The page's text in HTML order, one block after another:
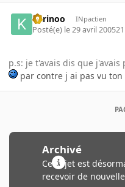
karinoo INpactien
Posté(e) le 29 avril 2005
p.s: je t'avais dis que
par contre j ai pas vu
Archivé
Ce sujet est
recevoir de